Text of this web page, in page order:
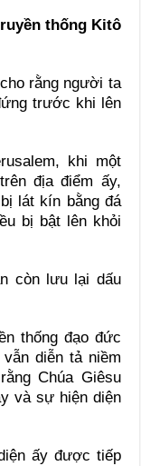
thống Kitô
rằng người ta
trước khi lên
khi một
địa điểm ấy,
lát kín bằng đá
bị bật lên khỏi
còn lưu lại dấu
thống đạo đức
diễn tả niềm
Chúa Giêsu
và sự hiện diện
ấy được tiếp